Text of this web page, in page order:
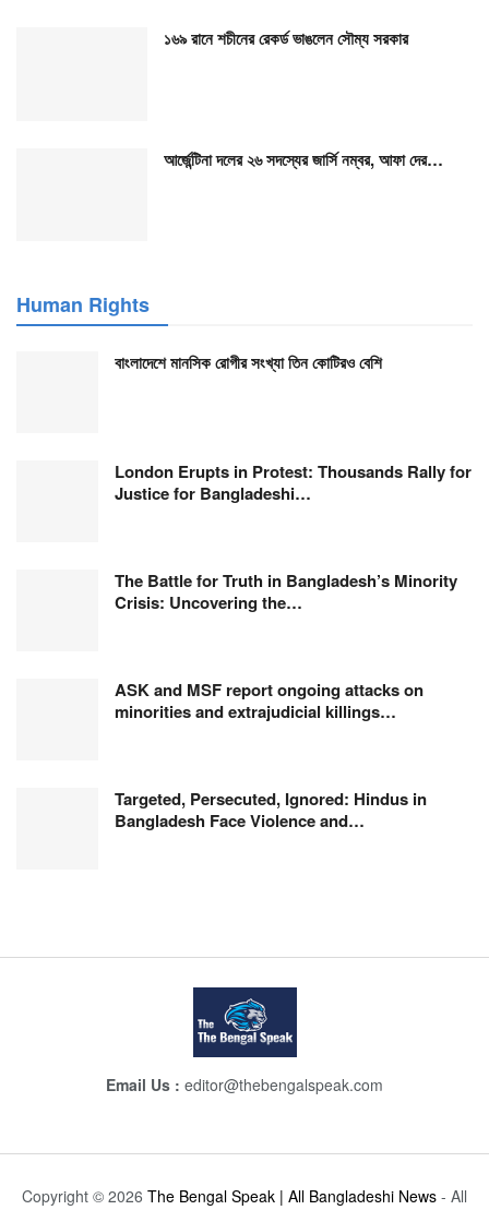
১৬৯ রানে শচীনের রেকর্ড ভাঙলেন সৌম্য সরকার
আর্জেন্টিনা দলের ২৬ সদস্যের জার্সি নম্বর, আফা দের…
Human Rights
বাংলাদেশে মানসিক রোগীর সংখ্যা তিন কোটিরও বেশি
London Erupts in Protest: Thousands Rally for
Justice for Bangladeshi…
The Battle for Truth in Bangladesh’s Minority
Crisis: Uncovering the…
ASK and MSF report ongoing attacks on
minorities and extrajudicial killings…
Targeted, Persecuted, Ignored: Hindus in
Bangladesh Face Violence and…
Email Us : editor@thebengalspeak.com
Copyright © 2026 The Bengal Speak | All Bangladeshi News - All